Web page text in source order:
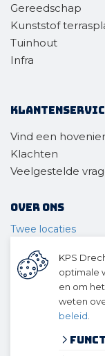
Gereedschap
Kunststof
Tuinhout
Infra
Vind een hovenier
Klachten
Veelgestelde
Over ons
Twee locaties
Ons materieel
Ons team
Geschiedenis
KPS
optimale
en om
weten
beleid